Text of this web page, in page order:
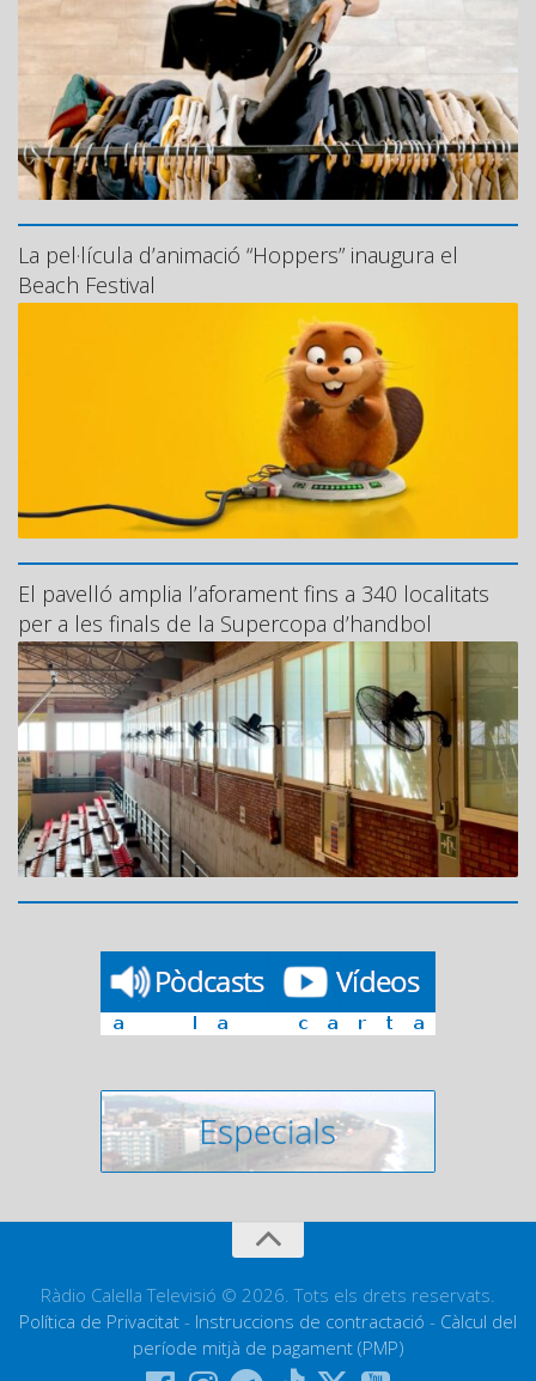
La pel·lícula d’animació “Hoppers” inaugura el
Beach Festival
El pavelló amplia l’aforament fins a 340 localitats
per a les finals de la Supercopa d’handbol
Ràdio Calella Televisió © 2026. Tots els drets reservats.
Política de Privacitat - Instruccions de contractació - Càlcul del
període mitjà de pagament (PMP)